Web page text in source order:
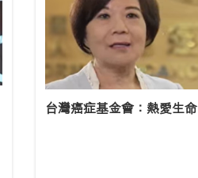
台灣癌症基金會：熱愛生命